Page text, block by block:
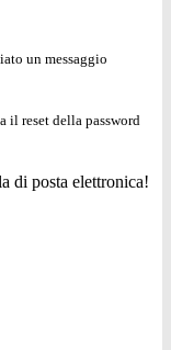
un messaggio
il reset della password
di posta elettronica!